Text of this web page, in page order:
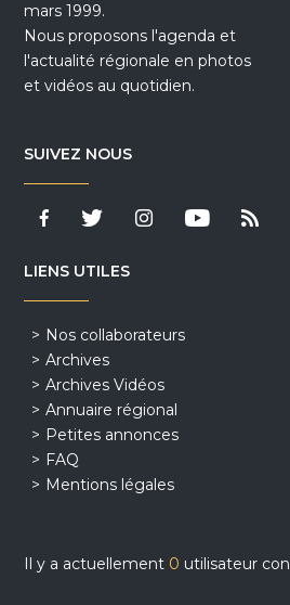
mars 1999.
Nous proposons l'agenda et
l'actualité régionale en photos
et vidéos au quotidien.
SUIVEZ NOUS
LIENS UTILES
Nos collaborateurs
Archives
Archives Vidéos
Annuaire régional
Petites annonces
FAQ
Mentions légales
Il y a actuellement 0 utilisateur